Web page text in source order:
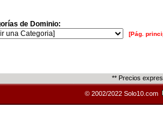
de Dominio:
[Pág.
** Precios
© 2002/2022 Solo10.com